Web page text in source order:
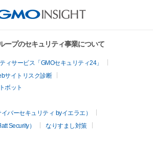
ープのセキュリティ事業について
ィサービス「GMOセキュリティ24」
サイトリスク診断
ボット
バーセキュリティ byイエラエ）
Security）
なりすまし対策